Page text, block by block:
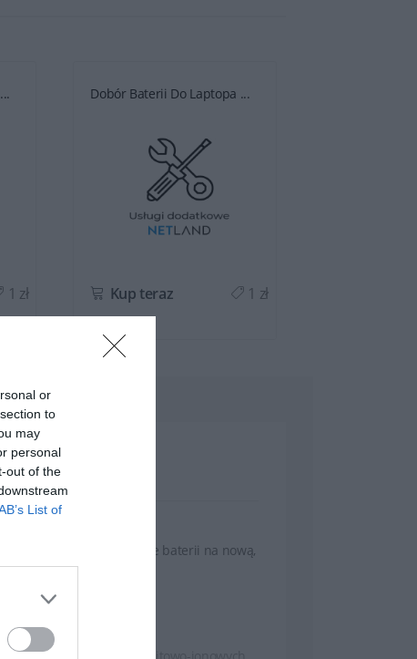
or
to
may
personal
out of the
List of
1 zł
Dobór Baterii Do Laptopa ...
Kup teraz 1 zł
Dzięki wymianie baterii na nową,